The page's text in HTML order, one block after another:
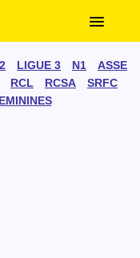
LIGUE 3 N1
ASSE
RCL RCSA
SRFC